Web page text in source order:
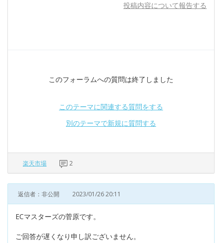
投稿内容について報告する
このフォーラムへの質問は終了しました
このテーマに関連する質問をする
別のテーマで新規に質問する
楽天市場 2
返信者：非公開 2023/01/26 20:11
ECマスターズの菅原です。
ご回答が遅くなり申し訳ございません。